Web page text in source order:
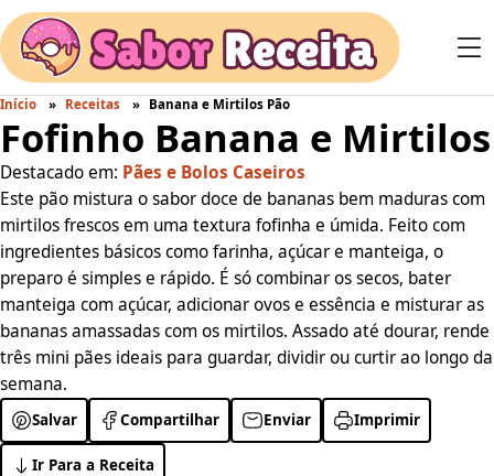
Início Receitas Banana e Mirtilos Pão
Fofinho Banana e Mirtilos
Destacado em: Pães e Bolos Caseiros
Este pão mistura o sabor doce de bananas bem maduras com
mirtilos frescos em uma textura fofinha e úmida. Feito com
ingredientes básicos como farinha, açúcar e manteiga, o
preparo é simples e rápido. É só combinar os secos, bater
manteiga com açúcar, adicionar ovos e essência e misturar as
bananas amassadas com os mirtilos. Assado até dourar, rende
três mini pães ideais para guardar, dividir ou curtir ao longo da
semana.
Salvar Compartilhar Enviar Imprimir
Ir Para a Receita